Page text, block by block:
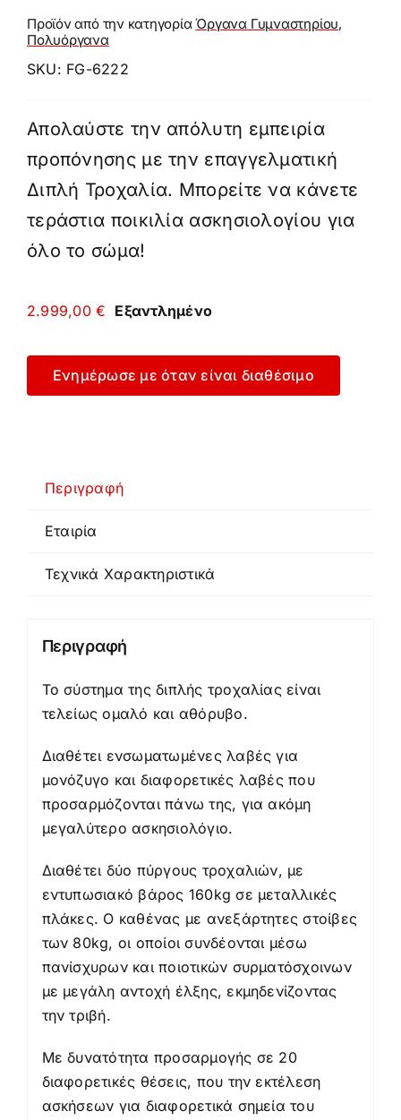
Προϊόν από την κατηγορίαΌργανα Γυμναστηρίου,
Πολυόργανα
SKU: FG-6222
Απολαύστε την απόλυτη εμπειρία
προπόνησης με την επαγγελματική
Διπλή Τροχαλία. Μπορείτε να κάνετε
τεράστια ποικιλία ασκησιολογίου για
όλο το σώμα!
2.999,00€ Εξαντλημένο
Ενημέρωσε με όταν είναι διαθέσιμο
Περιγραφή
Εταιρία
Τεχνικά Χαρακτηριστικά
Περιγραφή
Το σύστημα της διπλής τροχαλίας είναι
τελείως ομαλό και αθόρυβο.
Διαθέτει ενσωματωμένες λαβές για
μονόζυγο και διαφορετικές λαβές που
προσαρμόζονται πάνω της, για ακόμη
μεγαλύτερο ασκησιολόγιο.
Διαθέτει δύο πύργους τροχαλιών, με
εντυπωσιακό βάρος 160kg σε μεταλλικές
πλάκες. Ο καθένας με ανεξάρτητες στοίβες
των 80kg, οι οποίοι συνδέονται μέσω
πανίσχυρων και ποιοτικών συρματόσχοινων
με μεγάλη αντοχή έλξης, εκμηδενίζοντας
την τριβή.
Με δυνατότητα προσαρμογής σε 20
διαφορετικές θέσεις, που την εκτέλεση
ασκήσεων για διαφορετικά σημεία του